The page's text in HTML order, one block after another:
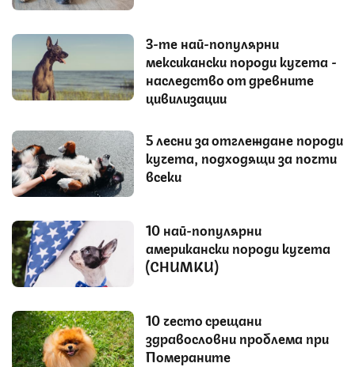
3-те най-популярни
мексикански породи кучета -
наследство от древните
цивилизации
5 лесни за отглеждане породи
кучета, подходящи за почти
всеки
10 най-популярни
американски породи кучета
(СНИМКИ)
10 често срещани
здравословни проблема при
Помераните